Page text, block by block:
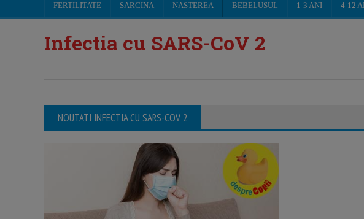
FERTILITATE SARCINA NASTEREA BEBELUSUL 1-3 ANI 4-12
Infectia cu SARS-CoV 2
NOUTATI INFECTIA CU SARS-COV 2